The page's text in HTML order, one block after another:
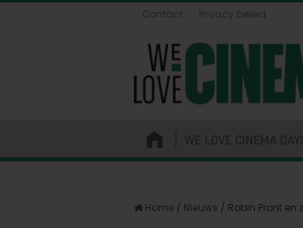
Contact Privacy beleid
WE LOVE CINEMA
Home / Nieuws / Robin Pront en